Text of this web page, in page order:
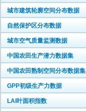
城市建筑轮廓空间分布数据
自然保护区分布数据
城市空气质量监测数据
中国农田生产潜力数据集
中国农田熟制空间分布数据集
GPP初级生产力数据
LAI叶面积指数